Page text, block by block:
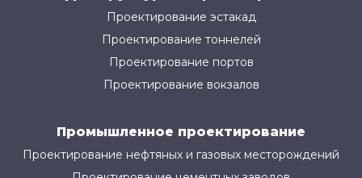
Проектирование эстакад
Проектирование тоннелей
Проектирование портов
Проектирование вокзалов
Промышленное проектирование
Проектирование нефтяных и газовых месторождений